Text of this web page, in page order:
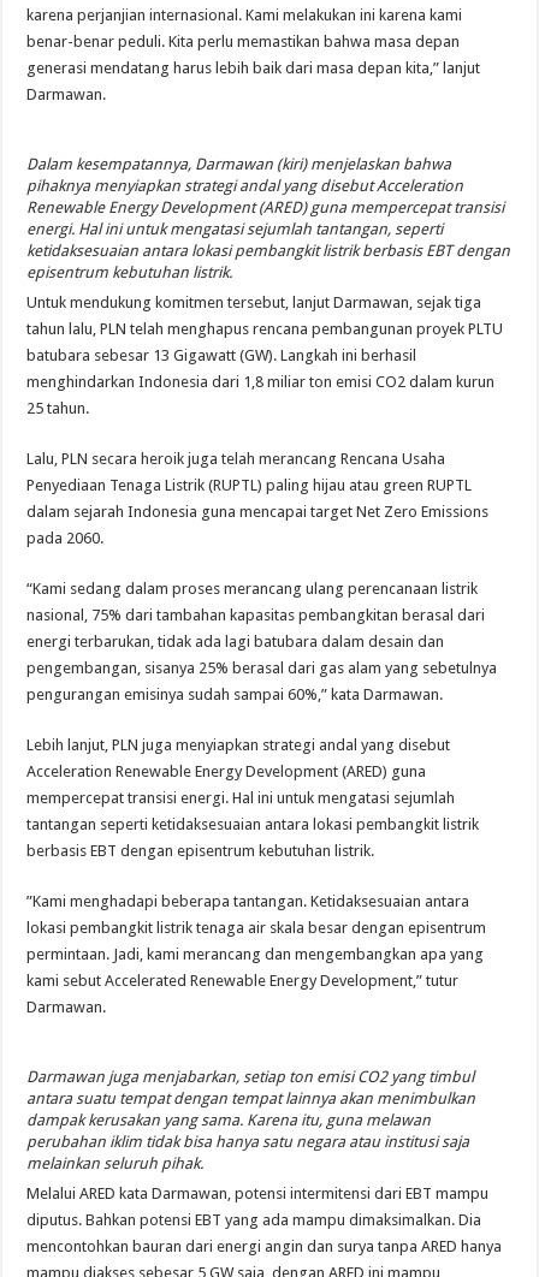
karena perjanjian internasional. Kami melakukan ini karena kami
benar-benar peduli. Kita perlu memastikan bahwa masa depan
generasi mendatang harus lebih baik dari masa depan kita,” lanjut
Darmawan.
Dalam kesempatannya, Darmawan (kiri) menjelaskan bahwa
pihaknya menyiapkan strategi andal yang disebut Acceleration
Renewable Energy Development (ARED) guna mempercepat transisi
energi. Hal ini untuk mengatasi sejumlah tantangan, seperti
ketidaksesuaian antara lokasi pembangkit listrik berbasis EBT dengan
episentrum kebutuhan listrik.
Untuk mendukung komitmen tersebut, lanjut Darmawan, sejak tiga
tahun lalu, PLN telah menghapus rencana pembangunan proyek PLTU
batubara sebesar 13 Gigawatt (GW). Langkah ini berhasil
menghindarkan Indonesia dari 1,8 miliar ton emisi CO2 dalam kurun
25 tahun.
Lalu, PLN secara heroik juga telah merancang Rencana Usaha
Penyediaan Tenaga Listrik (RUPTL) paling hijau atau green RUPTL
dalam sejarah Indonesia guna mencapai target Net Zero Emissions
pada 2060.
“Kami sedang dalam proses merancang ulang perencanaan listrik
nasional, 75% dari tambahan kapasitas pembangkitan berasal dari
energi terbarukan, tidak ada lagi batubara dalam desain dan
pengembangan, sisanya 25% berasal dari gas alam yang sebetulnya
pengurangan emisinya sudah sampai 60%,” kata Darmawan.
Lebih lanjut, PLN juga menyiapkan strategi andal yang disebut
Acceleration Renewable Energy Development (ARED) guna
mempercepat transisi energi. Hal ini untuk mengatasi sejumlah
tantangan seperti ketidaksesuaian antara lokasi pembangkit listrik
berbasis EBT dengan episentrum kebutuhan listrik.
”Kami menghadapi beberapa tantangan. Ketidaksesuaian antara
lokasi pembangkit listrik tenaga air skala besar dengan episentrum
permintaan. Jadi, kami merancang dan mengembangkan apa yang
kami sebut Accelerated Renewable Energy Development,” tutur
Darmawan.
Darmawan juga menjabarkan, setiap ton emisi CO2 yang timbul
antara suatu tempat dengan tempat lainnya akan menimbulkan
dampak kerusakan yang sama. Karena itu, guna melawan
perubahan iklim tidak bisa hanya satu negara atau institusi saja
melainkan seluruh pihak.
Melalui ARED kata Darmawan, potensi intermitensi dari EBT mampu
diputus. Bahkan potensi EBT yang ada mampu dimaksimalkan. Dia
mencontohkan bauran dari energi angin dan surya tanpa ARED hanya
mampu diakses sebesar 5 GW saja, dengan ARED ini mampu